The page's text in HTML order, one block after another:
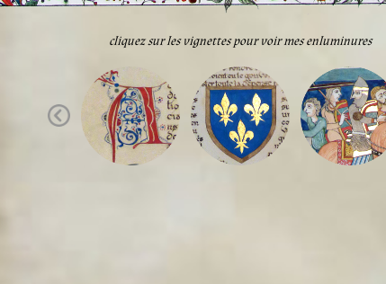
cliquez sur les vignettes pour voir mes enluminures